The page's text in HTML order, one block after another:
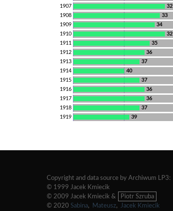
32
1907
33
1908
34
1909
32
1910
35
1911
36
1912
37
1913
40
1914
37
1915
36
1916
36
1917
37
1918
39
1919
Copyright and data source by Archiwum LP3:
© 1999 Jacek Kmiecik
© 2009 Jacek Kmiecik &
Piotr Szruba
© 2020 Sabina, Mateusz, Jacek Kmiecik